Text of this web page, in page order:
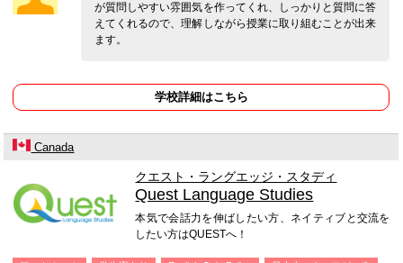
が質問しやすい雰囲気を作ってくれ、しっかりと質問に答
えてくれるので、理解しながら授業に取り組むことが出来
ます。
学校詳細はこちら
Canada
クエスト・ラングエッジ・スタディ
Quest Language Studies
本気で会話力を伸ばしたい方、ネイティブと交流を
したい方はQUESTへ！